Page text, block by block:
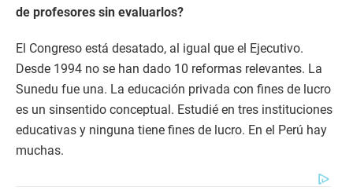
de profesores sin evaluarlos?
El Congreso está desatado, al igual que el Ejecutivo.
Desde 1994 no se han dado 10 reformas relevantes. La
Sunedu fue una. La educación privada con fines de lucro
es un sinsentido conceptual. Estudié en tres instituciones
educativas y ninguna tiene fines de lucro. En el Perú hay
muchas.